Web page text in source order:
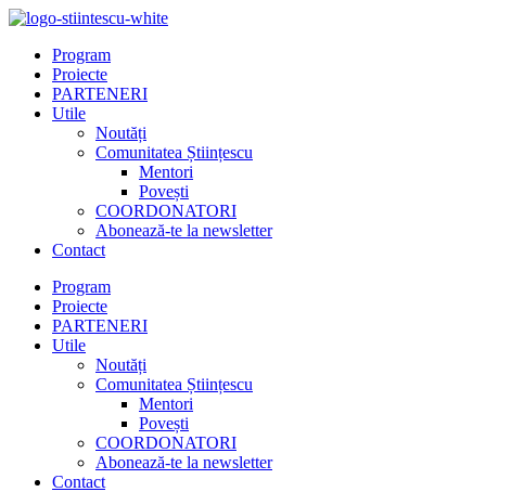
Program
Proiecte
PARTENERI
Utile
Noutăți
Comunitatea Științescu
Mentori
Povești
COORDONATORI
Abonează-te la newsletter
Contact
Program
Proiecte
PARTENERI
Utile
Noutăți
Comunitatea Științescu
Mentori
Povești
COORDONATORI
Abonează-te la newsletter
Contact